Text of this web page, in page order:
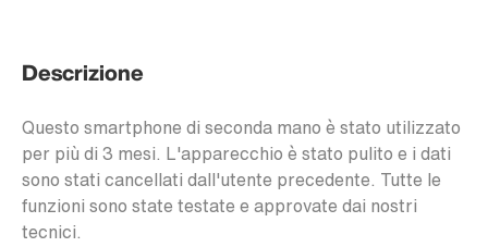
Descrizione
Questo smartphone di seconda mano è stato utilizzato
per più di 3 mesi. L'apparecchio è stato pulito e i dati
sono stati cancellati dall'utente precedente. Tutte le
funzioni sono state testate e approvate dai nostri
tecnici.